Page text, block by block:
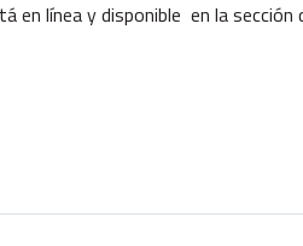
en línea y disponible en la sección